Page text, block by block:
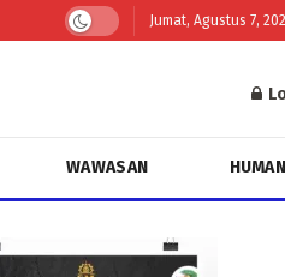
Jumat, Agustus 7,
WAWASAN